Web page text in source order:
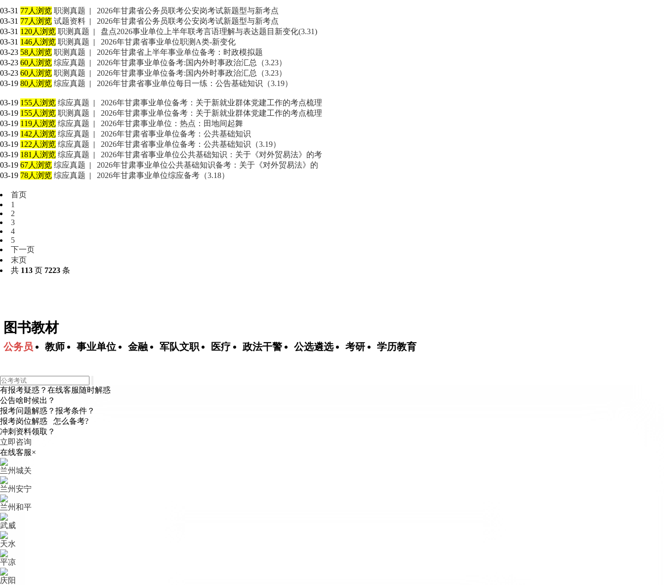
03-31 77人浏览 职测真题 |
2026年甘肃省公务员联考公安岗考试新题型与新考点
03-31 77人浏览 试题资料 |
2026年甘肃省公务员联考公安岗考试新题型与新考点
03-31 120人浏览 职测真题 |
盘点2026事业单位上半年联考言语理解与表达题目新变化(3.31)
03-31 146人浏览 职测真题 |
2026年甘肃省事业单位职测A类-新变化
03-23 58人浏览 职测真题 |
2026年甘肃省上半年事业单位备考：时政模拟题
03-23 60人浏览 综应真题 |
2026年甘肃事业单位备考:国内外时事政治汇总（3.23）
03-23 60人浏览 职测真题 |
2026年甘肃事业单位备考:国内外时事政治汇总（3.23）
03-19 80人浏览 综应真题 | 2026年甘肃省事业单位每日一练：公告基础知识（3.19）
03-19 155人浏览 综应真题 |
2026年甘肃事业单位备考：关于新就业群体党建工作的考点梳理
03-19 155人浏览 职测真题 |
2026年甘肃事业单位备考：关于新就业群体党建工作的考点梳理
03-19 119人浏览 综应真题 |
2026年甘肃事业单位：热点：田地间起舞
03-19 142人浏览 综应真题 |
2026年甘肃省事业单位备考：公共基础知识
03-19 122人浏览 综应真题 |
2026年甘肃省事业单位备考：公共基础知识（3.19）
03-19 181人浏览 综应真题 |
2026年甘肃省事业单位公共基础知识：关于《对外贸易法》的考
03-19 67人浏览 综应真题 |
2026年甘肃事业单位公共基础知识备考：关于《对外贸易法》的
03-19 78人浏览 综应真题 | 2026年甘肃事业单位综应备考（3.18）
首页
1
2
3
4
5
下一页
末页
共 113 页 7223 条
图书教材
公务员 教师 事业单位 金融 军队文职 医疗 政法干警 公选遴选 考研 学历教育
有报考疑惑？在线客服随时解惑
公告啥时候出？
报考问题解惑？报考条件？
报考岗位解惑 怎么备考?
冲刺资料领取？
立即咨询
在线客服×
兰州城关
兰州安宁
兰州和平
武威
天水
平凉
庆阳